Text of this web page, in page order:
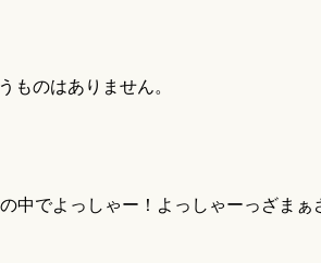
のはありません。
中でよっしゃー！よっしゃーっざまぁ